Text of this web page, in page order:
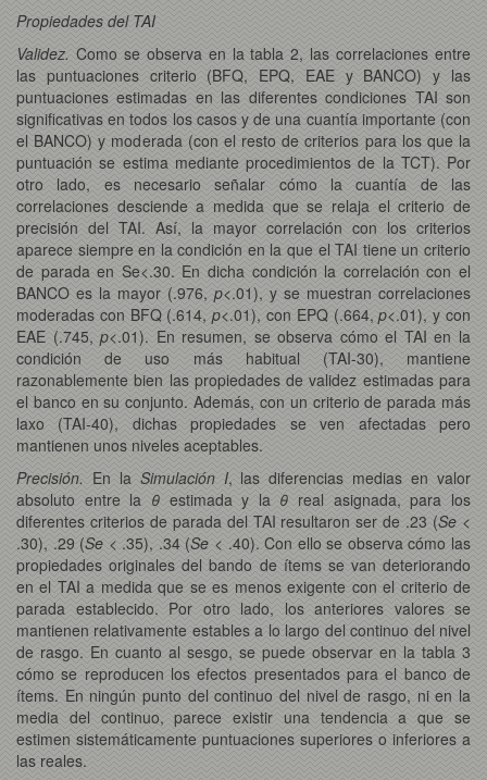
Propiedades del TAI
Validez. Como se observa en la tabla 2, las correlaciones entre
las puntuaciones criterio (BFQ, EPQ, EAE y BANCO) y las
puntuaciones estimadas en las diferentes condiciones TAI son
significativas en todos los casos y de una cuantía importante (con
el BANCO) y moderada (con el resto de criterios para los que la
puntuación se estima mediante procedimientos de la TCT). Por
otro lado, es necesario señalar cómo la cuantía de las
correlaciones desciende a medida que se relaja el criterio de
precisión del TAI. Así, la mayor correlación con los criterios
aparece siempre en la condición en la que el TAI tiene un criterio
de parada en Se<.30. En dicha condición la correlación con el
BANCO es la mayor (.976, p<.01), y se muestran correlaciones
moderadas con BFQ (.614,p<.01), con EPQ (.664,p<.01), y con
EAE (.745,p<.01). En resumen, se observa cómo el TAI en la
condición de uso más habitual (TAI-30), mantiene
razonablemente bien las propiedades de validez estimadas para
el banco en su conjunto. Además, con un criterio de parada más
laxo (TAI-40), dichas propiedades se ven afectadas pero
mantienen unos niveles aceptables.
Precisión. En la Simulación I, las diferencias medias en valor
absoluto entre la θ estimada y la θ real asignada, para los
diferentes criterios de parada del TAI resultaron ser de .23 (Se <
.30), .29 (Se < .35), .34 (Se < .40). Con ello se observa cómo las
propiedades originales del bando de ítems se van deteriorando
en el TAI a medida que se es menos exigente con el criterio de
parada establecido. Por otro lado, los anteriores valores se
mantienen relativamente estables a lo largo del continuo del nivel
de rasgo. En cuanto al sesgo, se puede observar en la tabla 3
cómo se reproducen los efectos presentados para el banco de
ítems. En ningún punto del continuo del nivel de rasgo, ni en la
media del continuo, parece existir una tendencia a que se
estimen sistemáticamente puntuaciones superiores o inferiores a
las reales.